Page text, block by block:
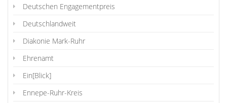
Deutschen Engagementpreis
Deutschlandweit
Diakonie Mark-Ruhr
Ehrenamt
Ein[Blick]
Ennepe-Ruhr-Kreis